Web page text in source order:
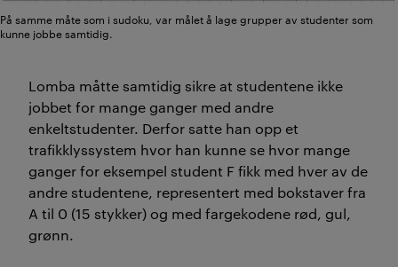
På samme måte som i sudoku, var målet å lage grupper av studenter som
kunne jobbe samtidig.
Lomba måtte samtidig sikre at studentene ikke
jobbet for mange ganger med andre
enkeltstudenter. Derfor satte han opp et
trafikklyssystem hvor han kunne se hvor mange
ganger for eksempel student F fikk med hver av de
andre studentene, representert med bokstaver fra
A til 0 (15 stykker) og med fargekodene rød, gul,
grønn.